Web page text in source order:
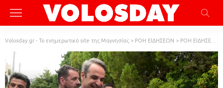
Volosday.gr - Το ενημερωτικό site της Μαγνησίας > ΡΟΗ ΕΙΔΗΣΕΩΝ > ΡΟΗ ΕΙΔΗΣΕΩΝ